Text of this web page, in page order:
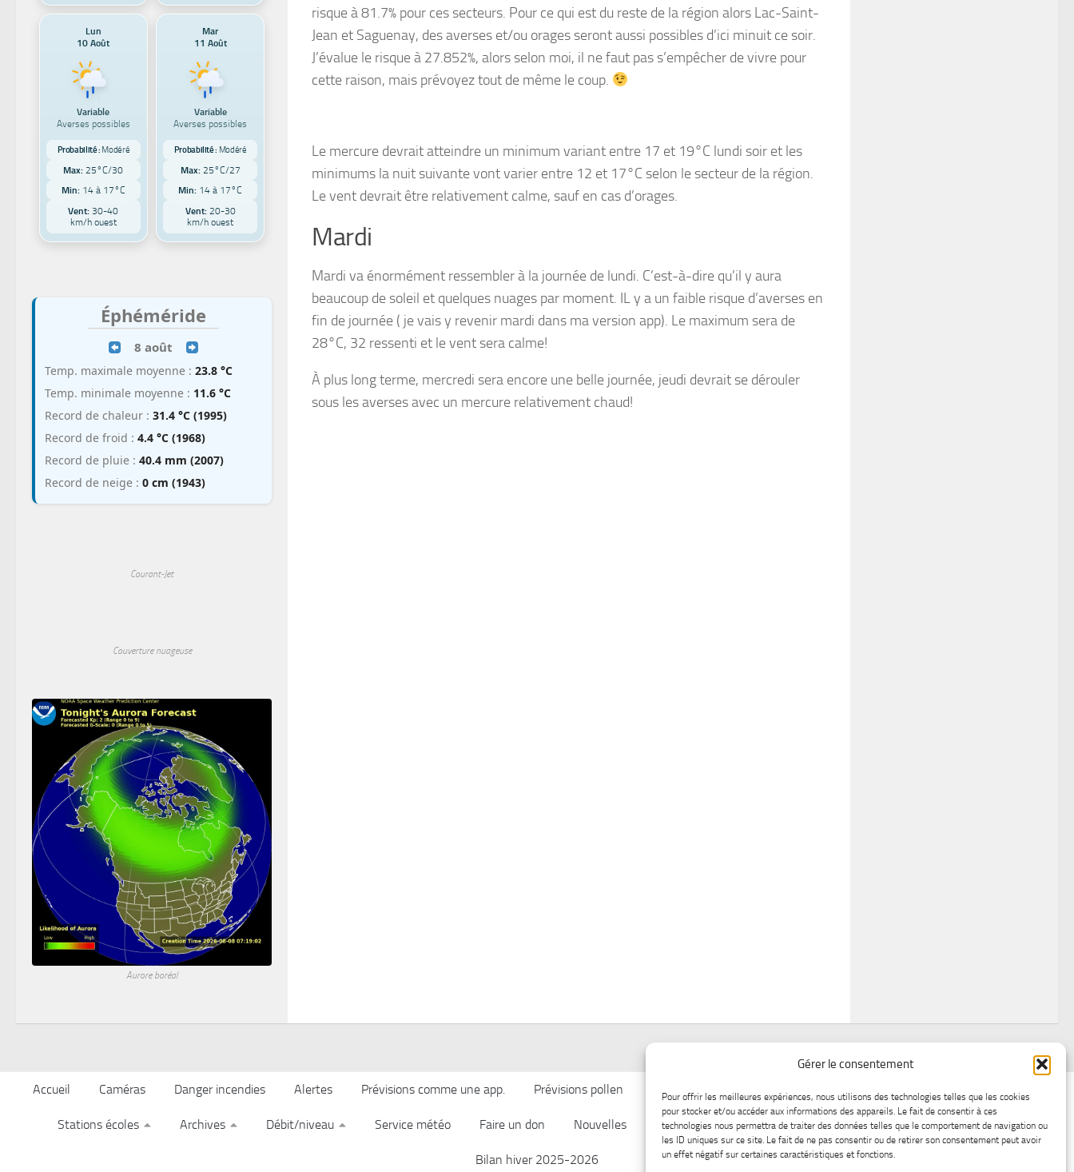
Gérer le consentement
Pour offrir les meilleures expériences, nous utilisons des technologies telles que les cookies
pour stocker et/ou accéder aux informations des appareils. Le fait de consentir à ces
technologies nous permettra de traiter des données telles que le comportement de navigation ou
les ID uniques sur ce site. Le fait de ne pas consentir ou de retirer son consentement peut avoir
un effet négatif sur certaines caractéristiques et fonctions.
risque à 81.7% pour ces secteurs. Pour ce qui est du reste de la région alors Lac-Saint-
Jean et Saguenay, des averses et/ou orages seront aussi possibles d’ici minuit ce soir.
J’évalue le risque à 27.852%, alors selon moi, il ne faut pas s’empêcher de vivre pour
cette raison, mais prévoyez tout de même le coup.
Le mercure devrait atteindre un minimum variant entre 17 et 19°C lundi soir et les
minimums la nuit suivante vont varier entre 12 et 17°C selon le secteur de la région.
Le vent devrait être relativement calme, sauf en cas d’orages.
Mardi
Mardi va énormément ressembler à la journée de lundi. C’est-à-dire qu’il y aura
beaucoup de soleil et quelques nuages par moment. IL y a un faible risque d’averses en
fin de journée ( je vais y revenir mardi dans ma version app). Le maximum sera de
28°C, 32 ressenti et le vent sera calme!
À plus long terme, mercredi sera encore une belle journée, jeudi devrait se dérouler
sous les averses avec un mercure relativement chaud!
Lun
10 Août
Variable
Averses possibles
Probabilité : Modéré
Max: 25°C/30
Min: 14 à 17°C
Vent: 30-40
km/h ouest
Mar
11 Août
Variable
Averses possibles
Probabilité : Modéré
Max: 25°C/27
Min: 14 à 17°C
Vent:20-30
km/h ouest
Éphéméride
8 août
Temp. maximale moyenne : 23.8 °C
Temp. minimale moyenne : 11.6 °C
Record de chaleur : 31.4 °C (1995)
Record de froid : 4.4 °C (1968)
Record de pluie : 40.4 mm (2007)
Record de neige : 0 cm (1943)
Courant-Jet
Couverture nuageuse
Aurore boréal
Accueil Caméras Danger incendies Alertes Prévisions comme une app. Prévisions pollen
Stations écoles Archives Débit/niveau Service météo Faire un don Nouvelles Afficher chez nous Lac-Saint-Jean glace Boutique en ligne
Bilan hiver 2025-2026